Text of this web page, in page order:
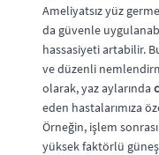
Ameliyatsız yüz
da güvenle
hassasiyeti artabilir.
ve düzenli
olarak, yaz aylarında
eden hastalarımıza
Örneğin, işlem
yüksek faktörlü